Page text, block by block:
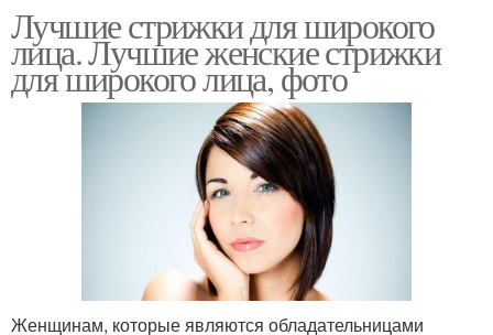
Лучшие стрижки для широкого
лица. Лучшие женские стрижки
для широкого лица, фото
Женщинам, которые являются обладательницами